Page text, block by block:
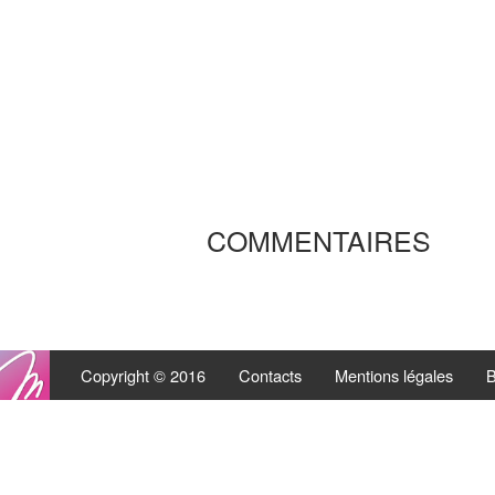
COMMENTAIRES
Copyright © 2016 Contacts Mentions légales